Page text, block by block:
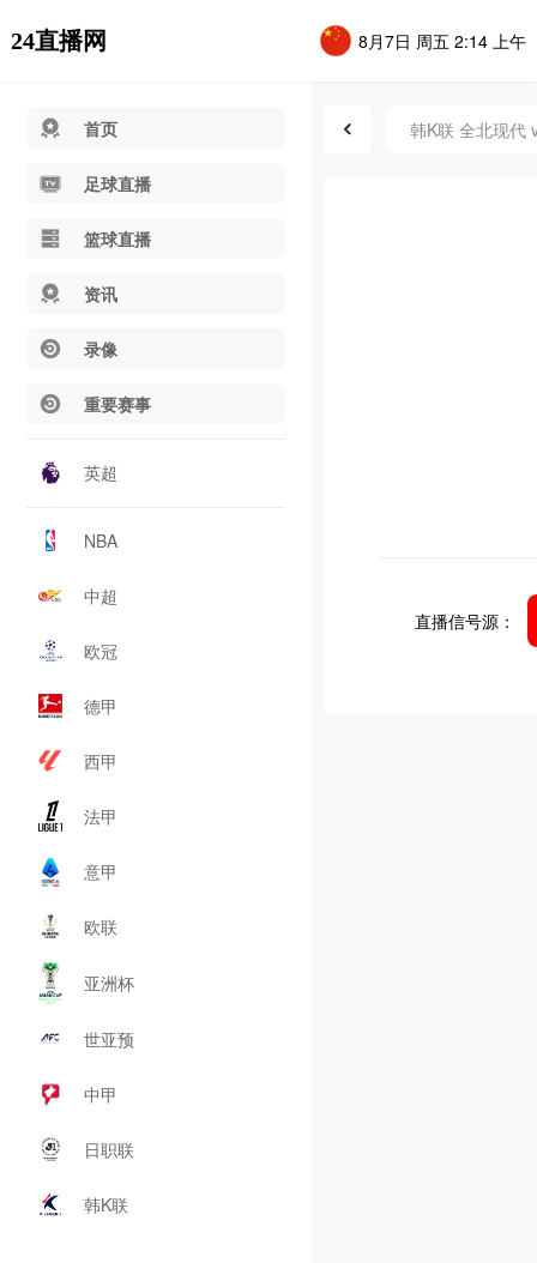
24直播网 8月7日 周五 2:14 上午
首页
足球直播
篮球直播
资讯
录像
重要赛事
英超
NBA
中超
欧冠
德甲
西甲
法甲
意甲
欧联
亚洲杯
世亚预
中甲
日职联
韩K联
韩K联 全北现代
直播信号源：